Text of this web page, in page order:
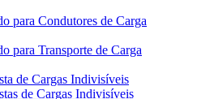
para Condutores de Carga
para Transporte de Carga
de Cargas Indivisíveis
de Cargas Indivisíveis